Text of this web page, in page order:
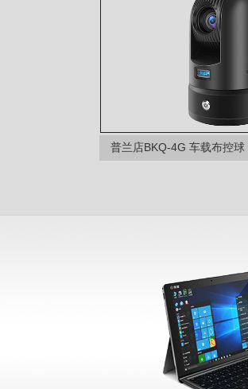
普兰店BKQ-4G 车载布控球